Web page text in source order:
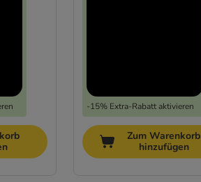
-15% Extra-Rabatt aktivieren
Zum Warenkorb
hinzufügen